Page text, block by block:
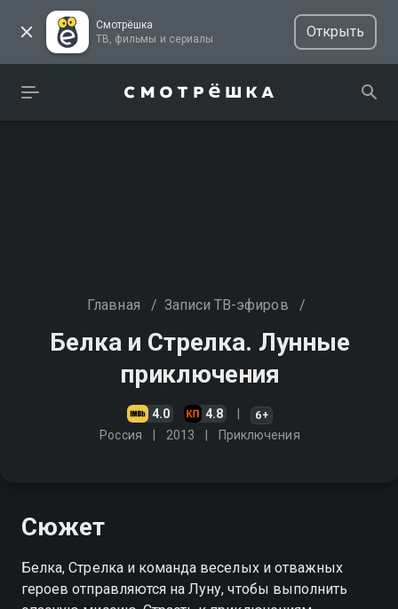
Смотрёшка
ТВ, фильмы и сериалы
Открыть
Главная / Записи ТВ-эфиров /
Белка и Стрелка. Лунные
приключения
4.0 4.8 6+
Россия 2013 Приключения
Сюжет
Белка, Стрелка и команда веселых и отважных
героев отправляются на Луну, чтобы выполнить